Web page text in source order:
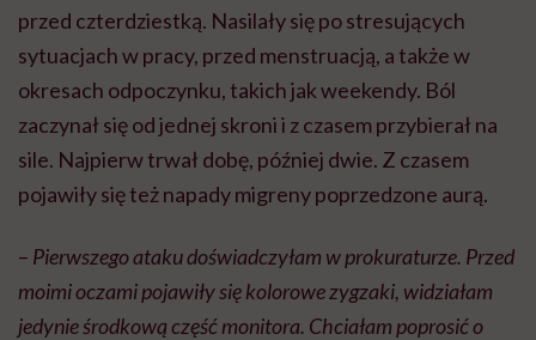
przed czterdziestką. Nasilały się po stresujących
sytuacjach w pracy, przed menstruacją, a także w
okresach odpoczynku, takich jak weekendy. Ból
zaczynał się od jednej skroni i z czasem przybierał na
sile. Najpierw trwał dobę, później dwie. Z czasem
pojawiły się też napady migreny poprzedzone aurą.
– Pierwszego ataku doświadczyłam w prokuraturze. Przed
moimi oczami pojawiły się kolorowe zygzaki, widziałam
jedynie środkową część monitora. Chciałam poprosić o